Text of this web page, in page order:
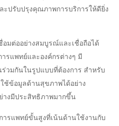
ปรับปรุงคุณภาพการบริการให้ดียิ่ง
มต่ออย่างสมบูรณ์และเชื่อถือได้
รแพทย์และองค์กรต่างๆ มี
วมกันในรูปแบบที่ต้องการ สำหรับ
ช้ข้อมูลด้านสุขภาพได้อย่าง
างมีประสิทธิภาพมากขึ้น
รแพทย์ขั้นสูงที่เน้นด้านใช้งานกับ